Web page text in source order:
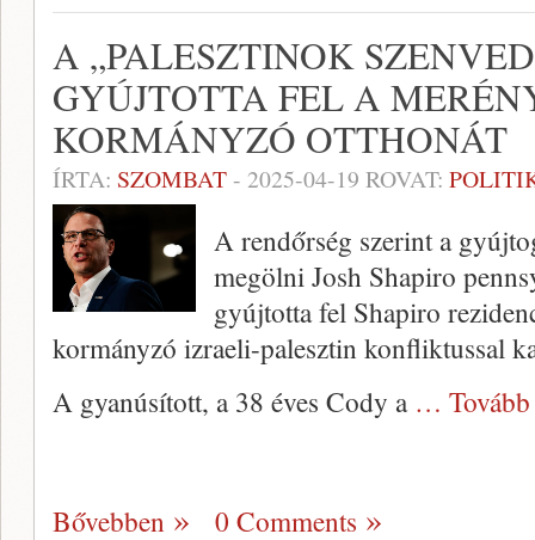
A „PALESZTINOK
GYÚJTOTTA FEL A
KORMÁNYZÓ OTTHONÁT
ÍRTA: SZOMBAT- 2025-04-19 ROVAT:
A rendőrség szerint a
megölni Josh Shapiro
gyújtotta fel Shapiro
kormányzó izraeli-palesztin konfliktussal
A gyanúsított, a 38 éves Cody a …
Bővebben 0 Comments